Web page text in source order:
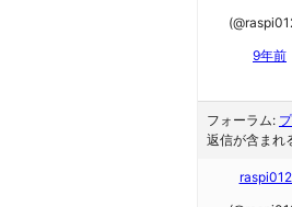
9年前
フォーラム:
返信が含まれ